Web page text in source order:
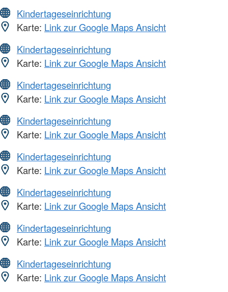
Kindertageseinrichtung
Karte: Link zur Google Maps Ansicht
Kindertageseinrichtung
Karte: Link zur Google Maps Ansicht
Kindertageseinrichtung
Karte: Link zur Google Maps Ansicht
Kindertageseinrichtung
Karte: Link zur Google Maps Ansicht
Kindertageseinrichtung
Karte: Link zur Google Maps Ansicht
Kindertageseinrichtung
Karte: Link zur Google Maps Ansicht
Kindertageseinrichtung
Karte: Link zur Google Maps Ansicht
Kindertageseinrichtung
Karte: Link zur Google Maps Ansicht